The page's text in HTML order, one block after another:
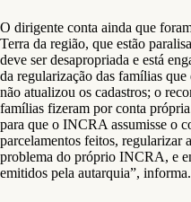
O dirigente conta ainda que
Terra da região, que estão
deve ser desapropriada e está
da regularização das famílias
não atualizou os cadastros; o
famílias fizeram por conta
para que o INCRA assumisse o
parcelamentos feitos, regularizar
problema do próprio INCRA, e
emitidos pela autarquia”, informa.